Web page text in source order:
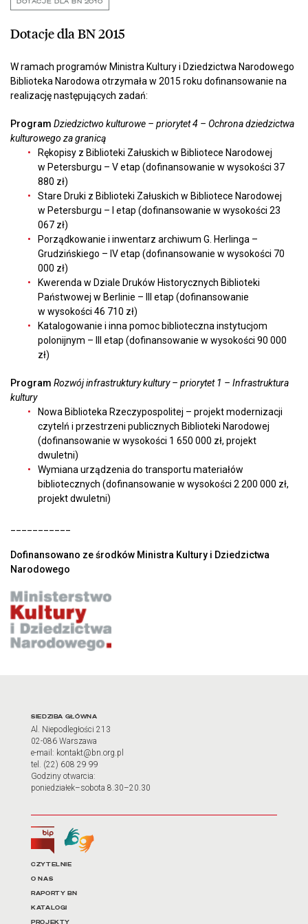
DOTACJE DLA BN 2010
Dotacje dla BN 2015
W ramach programów Ministra Kultury i Dziedzictwa Narodowego
Biblioteka Narodowa otrzymała w 2015 roku dofinansowanie na
realizację następujących zadań:
Program Dziedzictwo kulturowe – priorytet 4 – Ochrona dziedzictwa
kulturowego za granicą
Rękopisy z Biblioteki Załuskich w Bibliotece Narodowej
w Petersburgu – V etap (dofinansowanie w wysokości 37
880 zł)
Stare Druki z Biblioteki Załuskich w Bibliotece Narodowej
w Petersburgu – I etap (dofinansowanie w wysokości 23
067 zł)
Porządkowanie i inwentarz archiwum G. Herlinga –
Grudzińskiego – IV etap (dofinansowanie w wysokości 70
000 zł)
Kwerenda w Dziale Druków Historycznych Biblioteki
Państwowej w Berlinie – III etap (dofinansowanie
w wysokości 46 710 zł)
Katalogowanie i inna pomoc biblioteczna instytucjom
polonijnym – III etap (dofinansowanie w wysokości 90 000
zł)
Program Rozwój infrastruktury kultury – priorytet 1 – Infrastruktura
kultury
Nowa Biblioteka Rzeczypospolitej – projekt modernizacji
czytelń i przestrzeni publicznych Biblioteki Narodowej
(dofinansowanie w wysokości 1 650 000 zł, projekt
dwuletni)
Wymiana urządzenia do transportu materiałów
bibliotecznych (dofinansowanie w wysokości 2 200 000 zł,
projekt dwuletni)
Dofinansowano ze środków Ministra Kultury i Dziedzictwa
Narodowego
Adres oraz godziny
SIEDZIBA GŁÓWNA
Al. Niepodległości 213
02-086 Warszawa
e-mail: kontakt@bn.org.pl
tel. (22) 608 29 99
Godziny otwarcia:
poniedziałek–sobota 8.30–20.30
Biuletyn Informacji Publicznej
Tłumacz języka migowego
Linki do najważniejszych
CZYTELNIE
O NAS
RAPORTY BN
KATALOGI
PROJEKTY